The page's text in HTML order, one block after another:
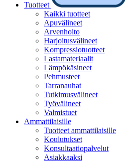
Tuotteet
Kaikki tuotteet
Apuvälineet
Arvenhoito
Harjoitusvälineet
Kompressiotuotteet
Lastamateriaalit
Lämpökäsineet
Pehmusteet
Tarranauhat
Tutkimusvälineet
Työvälineet
Valmistuet
Ammattilaisille
Tuotteet ammattilaisille
Koulutukset
Konsultaatiopalvelut
Asiakkaaksi